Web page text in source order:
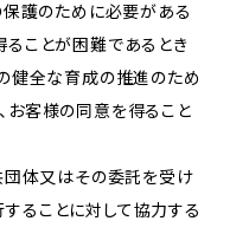
保護のために必要がある
ることが困難であるとき
健全な育成の推進のため
お客様の同意を得ること
団体又はその委託を受け
ることに対して協力する